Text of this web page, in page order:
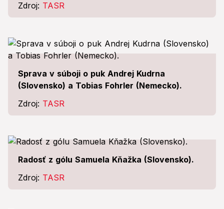
Zdroj: TASR
Sprava v súboji o puk Andrej Kudrna
(Slovensko) a Tobias Fohrler (Nemecko).
Zdroj: TASR
Radosť z gólu Samuela Kňažka (Slovensko).
Zdroj: TASR